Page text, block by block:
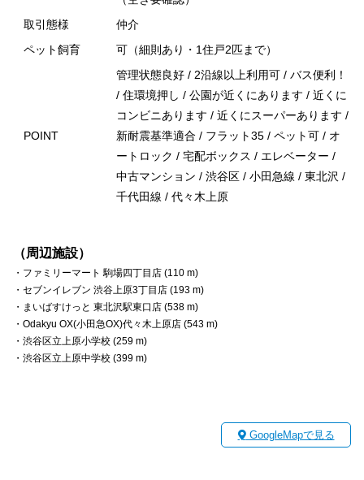
取引態様
仲介
ペット飼育
可（細則あり・1住戸2匹まで）
POINT
管理状態良好 / 2沿線以上利用可 / バス便利！
/ 住環境押し / 公園が近くにあります / 近くに
コンビニあります / 近くにスーパーあります /
新耐震基準適合 / フラット35 / ペット可 / オ
ートロック / 宅配ボックス / エレベーター /
中古マンション / 渋谷区 / 小田急線 / 東北沢 /
千代田線 / 代々木上原
（周辺施設）
・ファミリーマート 駒場四丁目店 (110 m)
・セブンイレブン 渋谷上原3丁目店 (193 m)
・まいばすけっと 東北沢駅東口店 (538 m)
・Odakyu OX(小田急OX)代々木上原店 (543 m)
・渋谷区立上原小学校 (259 m)
・渋谷区立上原中学校 (399 m)
GoogleMapで見る